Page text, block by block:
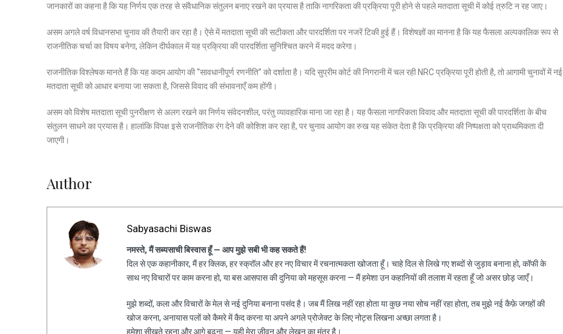
जानकारों का कहना है कि यह निर्णय एक तरह से संवैधानिक संतुलन बनाए रखने का प्रयास है ताकि नागरिकता की प्रक्रिया पूरी होने से पहले मतदाता सूची में कोई त्रुटि न रह जाए।
असम अगले वर्ष विधानसभा चुनाव की तैयारी कर रहा है। ऐसे में मतदाता सूची की सटीकता और पारदर्शिता पर नजरें टिकी हुई हैं। विशेषज्ञों का मानना है कि यह फैसला अल्पकालिक रूप से
राजनीतिक चर्चा का विषय बनेगा, लेकिन दीर्घकाल में यह प्रक्रिया की पारदर्शिता सुनिश्चित करने में मदद करेगा।
राजनीतिक विश्लेषक मानते हैं कि यह कदम आयोग की “सावधानीपूर्ण रणनीति” को दर्शाता है। यदि सुप्रीम कोर्ट की निगरानी में चल रही NRC प्रक्रिया पूरी होती है, तो आगामी चुनावों में नई
मतदाता सूची को आधार बनाया जा सकता है, जिससे विवाद की संभावनाएँ कम होंगी।
असम को विशेष मतदाता सूची पुनरीक्षण से अलग रखने का निर्णय संवेदनशील, परंतु व्यावहारिक माना जा रहा है। यह फैसला नागरिकता विवाद और मतदाता सूची की पारदर्शिता के बीच
संतुलन साधने का प्रयास है। हालांकि विपक्ष इसे राजनीतिक रंग देने की कोशिश कर रहा है, पर चुनाव आयोग का रुख यह संकेत देता है कि प्रक्रिया की निष्पक्षता को प्राथमिकता दी
जाएगी।
Author
Sabyasachi Biswas
नमस्ते, मैं सब्यसाची बिस्वास हूँ — आप मुझे सबी भी कह सकते हैं!
दिल से एक कहानीकार, मैं हर क्लिक, हर स्क्रॉल और हर नए विचार में रचनात्मकता खोजता हूँ। चाहे दिल से लिखे गए शब्दों से जुड़ाव बनाना हो, कॉफी के
साथ नए विचारों पर काम करना हो, या बस आसपास की दुनिया को महसूस करना — मैं हमेशा उन कहानियों की तलाश में रहता हूँ जो असर छोड़ जाएँ।
मुझे शब्दों, कला और विचारों के मेल से नई दुनिया बनाना पसंद है। जब मैं लिख नहीं रहा होता या कुछ नया सोच नहीं रहा होता, तब मुझे नई कैफ़े जगहों की
खोज करना, अनायास पलों को कैमरे में कैद करना या अपने अगले प्रोजेक्ट के लिए नोट्स लिखना अच्छा लगता है।
हमेशा सीखते रहना और आगे बढ़ना — यही मेरा जीवन और लेखन का मंत्र है।